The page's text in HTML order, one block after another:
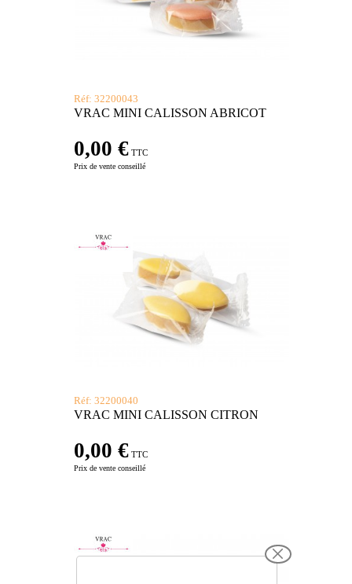
Réf: 32200043
VRAC MINI CALISSON ABRICOT
0,00 € TTC
Prix de vente conseillé
Réf: 32200040
VRAC MINI CALISSON CITRON
0,00 € TTC
Prix de vente conseillé